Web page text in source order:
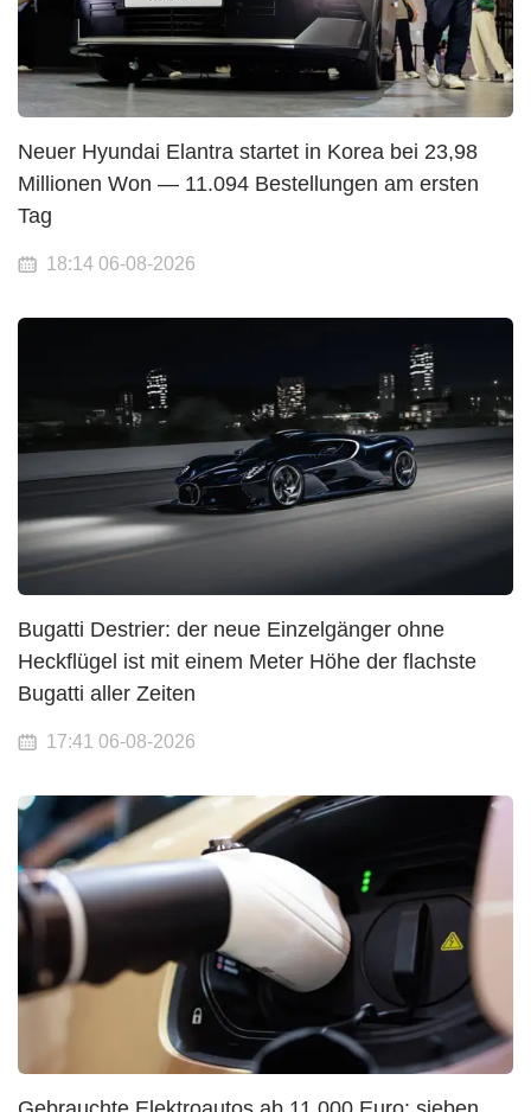
Neuer Hyundai Elantra startet in Korea bei 23,98
Millionen Won — 11.094 Bestellungen am ersten
Tag
18:14 06-08-2026
Bugatti Destrier: der neue Einzelgänger ohne
Heckflügel ist mit einem Meter Höhe der flachste
Bugatti aller Zeiten
17:41 06-08-2026